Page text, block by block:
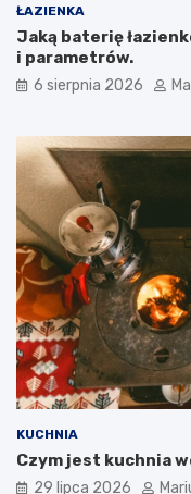
ŁAZIENKA
Jaką baterię
i parametrów.
6 sierpnia 2026
KUCHNIA
Czym jest kuchnia
29 lipca 2026